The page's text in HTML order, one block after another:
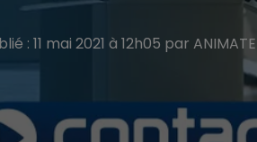
: 11 mai 2021 à 12h05 par